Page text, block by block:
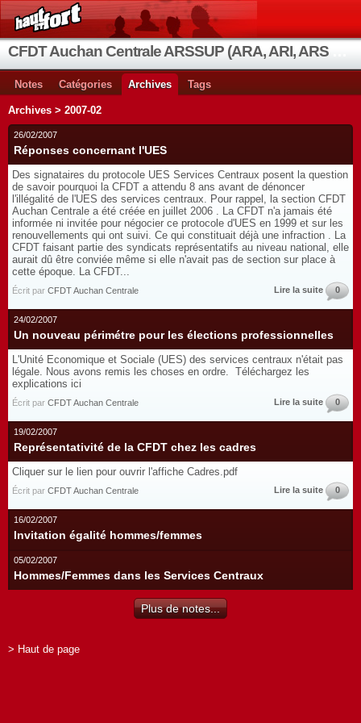
Notes Catégories Archives Tags
Archives > 2007-02
26/02/2007
Réponses concernant l'UES
Des signataires du protocole UES Services Centraux posent la question
de savoir pourquoi la CFDT a attendu 8 ans avant de dénoncer
l'illégalité de l'UES des services centraux. Pour rappel, la section CFDT
Auchan Centrale a été créée en juillet 2006 . La CFDT n'a jamais été
informée ni invitée pour négocier ce protocole d'UES en 1999 et sur les
renouvellements qui ont suivi. Ce qui constituait déjà une infraction . La
CFDT faisant partie des syndicats représentatifs au niveau national, elle
aurait dû être conviée même si elle n'avait pas de section sur place à
cette époque. La CFDT...
Écrit par CFDT Auchan Centrale Lire la suite 0
24/02/2007
Un nouveau périmétre pour les élections professionnelles
L'Unité Economique et Sociale (UES) des services centraux n'était pas
légale. Nous avons remis les choses en ordre. Téléchargez les
explications ici
Écrit par CFDT Auchan Centrale Lire la suite 0
19/02/2007
Représentativité de la CFDT chez les cadres
Cliquer sur le lien pour ouvrir l'affiche Cadres.pdf
Écrit par CFDT Auchan Centrale Lire la suite 0
16/02/2007
Invitation égalité hommes/femmes
05/02/2007
Hommes/Femmes dans les Services Centraux
Plus de notes...
> Haut de page